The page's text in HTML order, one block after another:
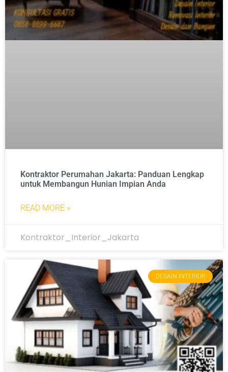
Kontraktor Perumahan Jakarta: Panduan Lengkap
untuk Membangun Hunian Impian Anda
READ MORE »
Kontraktor_Interior_Jakarta
DESAIN INTERIOR